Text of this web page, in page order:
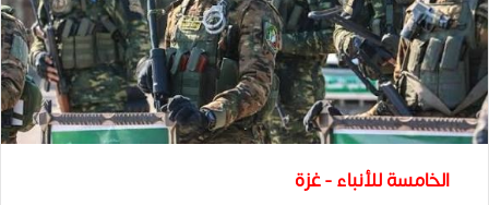
الخامسة للأنباء - غزة